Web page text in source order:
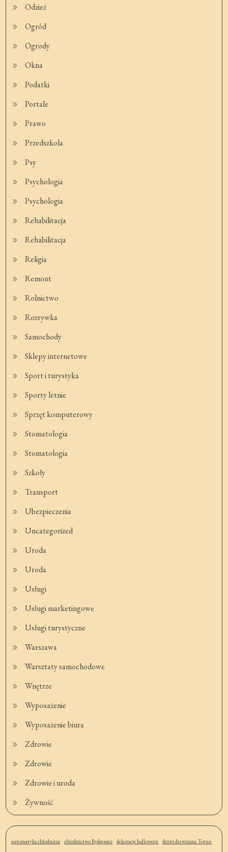
Odzież
Ogród
Ogrody
Okna
Podatki
Portale
Prawo
Przedszkola
Psy
Psychologia
Psychologia
Rehabilitacja
Rehabilitacja
Religia
Remont
Rolnictwo
Rozrywka
Samochody
Sklepy internetowe
Sport i turystyka
Sporty letnie
Sprzęt komputerowy
Stomatologia
Stomatologia
Szkoły
Transport
Ubezpieczenia
Uncategorized
Uroda
Uroda
Usługi
Usługi marketingowe
Usługi turystyczne
Warszawa
Warsztaty samochodowe
Wnętrze
Wyposażenie
Wyposażenie biura
Zdrowie
Zdrowie
Zdrowie i uroda
Żywność
automatyka chłodnicza chłodnictwo Bydgoszcz dekoracje halloween drzwi drewniane Toruń